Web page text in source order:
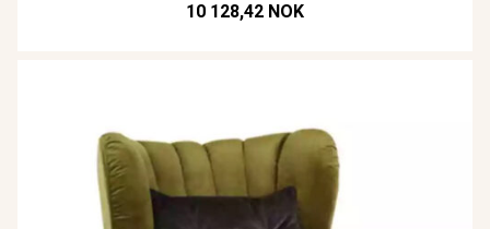
10 128,42 NOK